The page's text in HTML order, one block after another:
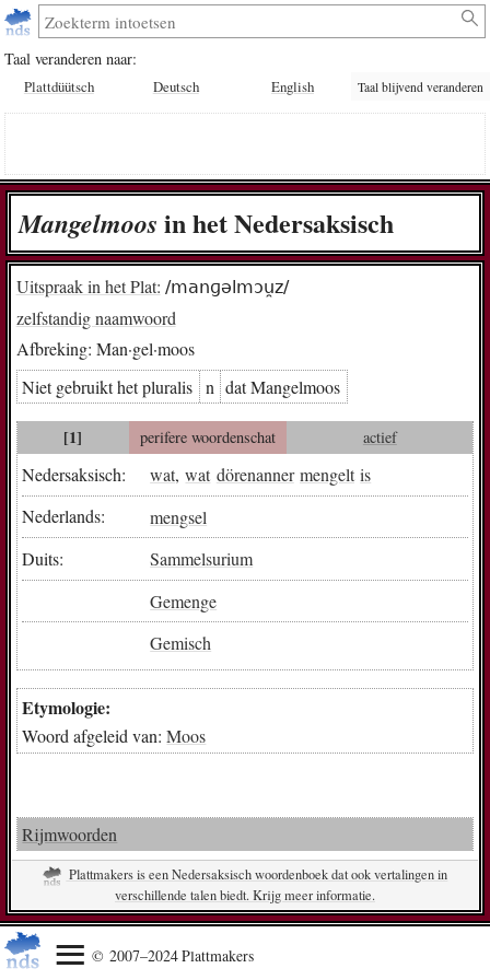
Taal veranderen naar:
Plattdüütsch Deutsch English Taal blijvend veranderen
Man­gel­moos in het Nedersaksisch
Uitspraak in het Plat: /manɡəlmɔu̯z/
zelfstandig naamwoord
Afbreking: Man·gel·moos
Niet gebruikt het pluralis n dat Man­gel­moos
[1] perifere woordenschat actief
Nedersaksisch: wat,wat dörenanner mengelt is
Nederlands:
mengsel
Duits:
Sammelsurium
Gemenge
Gemisch
Etymologie:
Woord afgeleid van:Moos
Rijmwoorden
Plattmakers is een Nedersaksisch woordenboek dat ook vertalingen in
verschillende talen biedt. Krijg meer informatie.
© 2007–2024 Plattmakers